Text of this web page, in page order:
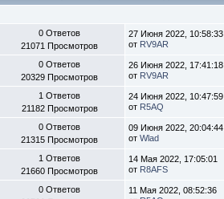
0 Ответов
21071 Просмотров
27 Июня 2022, 10:58:33
от RV9AR
0 Ответов
20329 Просмотров
26 Июня 2022, 17:41:18
от RV9AR
1 Ответов
21182 Просмотров
24 Июня 2022, 10:47:59
от R5AQ
0 Ответов
21315 Просмотров
09 Июня 2022, 20:04:44
отWlad
1 Ответов
21660 Просмотров
14 Мая 2022, 17:05:01
от R8AFS
0 Ответов
11 Мая 2022, 08:52:36